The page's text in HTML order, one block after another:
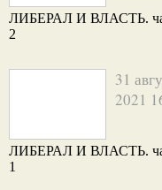
ЛИБЕРАЛ И ВЛАСТЬ.
2
31
2021
ЛИБЕРАЛ И ВЛАСТЬ.
1